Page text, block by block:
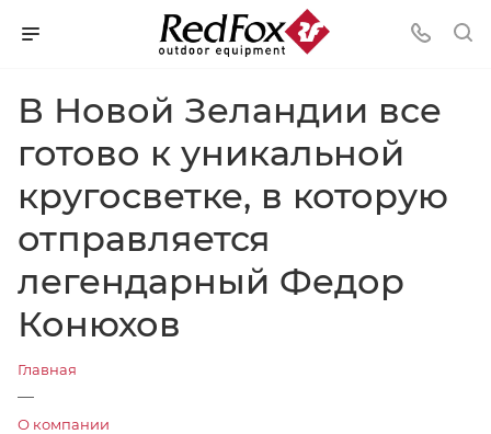
В Новой Зеландии все
готово к уникальной
кругосветке, в которую
отправляется
легендарный Федор
Конюхов
Главная
—
О компании